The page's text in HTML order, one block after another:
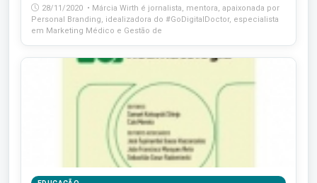
28/11/2020 • Márcia Wirth é jornalista, mentora, apaixonada por
Personal Branding, idealizadora do #GoDigitalDoctor, especialista
em Marketing Médico e Gestão de